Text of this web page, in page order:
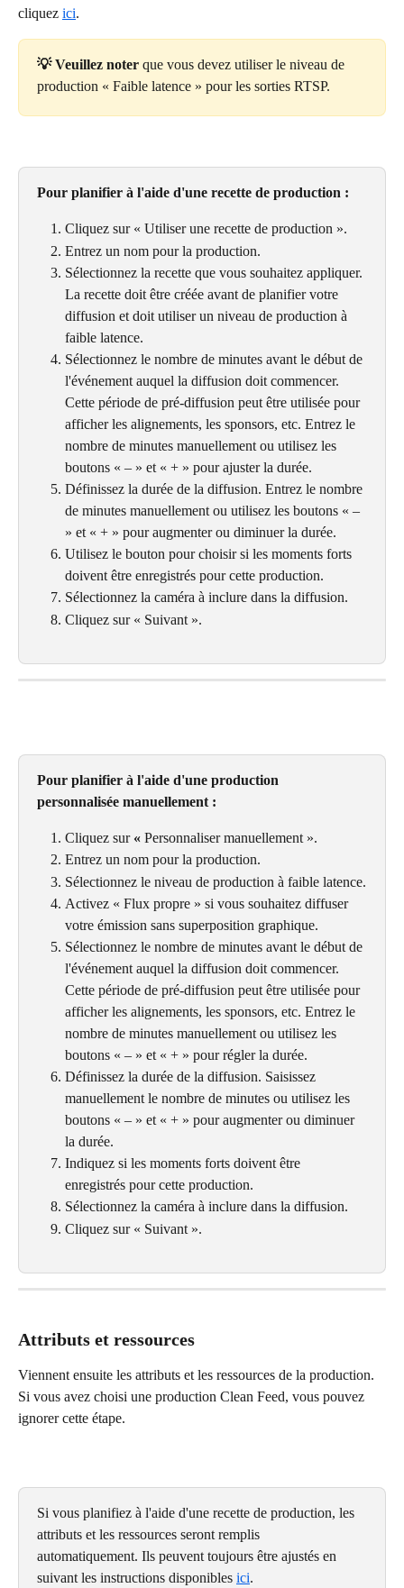
cliquez ici.
💡 Veuillez noter que vous devez utiliser le niveau de
production « Faible latence » pour les sorties RTSP.
Pour planifier à l'aide d'une recette de production :
Cliquez sur « Utiliser une recette de production ».
Entrez un nom pour la production.
Sélectionnez la recette que vous souhaitez appliquer.
La recette doit être créée avant de planifier votre
diffusion et doit utiliser un niveau de production à
faible latence.
Sélectionnez le nombre de minutes avant le début de
l'événement auquel la diffusion doit commencer.
Cette période de pré-diffusion peut être utilisée pour
afficher les alignements, les sponsors, etc. Entrez le
nombre de minutes manuellement ou utilisez les
boutons « – » et « + » pour ajuster la durée.
Définissez la durée de la diffusion. Entrez le nombre
de minutes manuellement ou utilisez les boutons « –
» et « + » pour augmenter ou diminuer la durée.
Utilisez le bouton pour choisir si les moments forts
doivent être enregistrés pour cette production.
Sélectionnez la caméra à inclure dans la diffusion.
Cliquez sur « Suivant ».
Pour planifier à l'aide d'une production
personnalisée manuellement :
Cliquez sur « Personnaliser manuellement ».
Entrez un nom pour la production.
Sélectionnez le niveau de production à faible latence.
Activez « Flux propre » si vous souhaitez diffuser
votre émission sans superposition graphique.
Sélectionnez le nombre de minutes avant le début de
l'événement auquel la diffusion doit commencer.
Cette période de pré-diffusion peut être utilisée pour
afficher les alignements, les sponsors, etc. Entrez le
nombre de minutes manuellement ou utilisez les
boutons « – » et « + » pour régler la durée.
Définissez la durée de la diffusion. Saisissez
manuellement le nombre de minutes ou utilisez les
boutons « – » et « + » pour augmenter ou diminuer
la durée.
Indiquez si les moments forts doivent être
enregistrés pour cette production.
Sélectionnez la caméra à inclure dans la diffusion.
Cliquez sur « Suivant ».
Attributs et ressources
Viennent ensuite les attributs et les ressources de la production.
Si vous avez choisi une production Clean Feed, vous pouvez
ignorer cette étape.
Si vous planifiez à l'aide d'une recette de production, les
attributs et les ressources seront remplis
automatiquement. Ils peuvent toujours être ajustés en
suivant les instructions disponibles ici.